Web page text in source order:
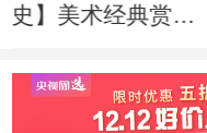
史】美术经典赏
大渡河的惊涛骇
浪？